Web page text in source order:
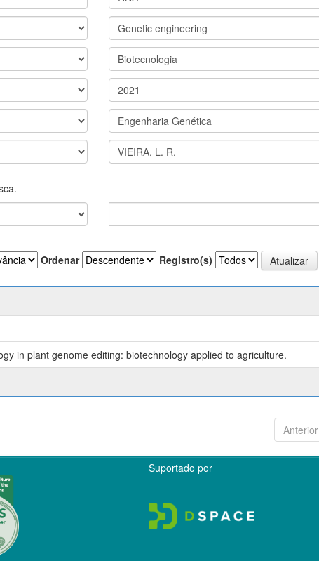
Ordenar Registro(s)
in plant genome editing: biotechnology applied to agriculture.
Anterior
Suportado por